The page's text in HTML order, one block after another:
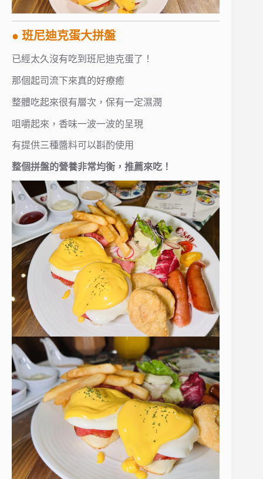
● 班尼迪克蛋大拼盤
已經太久沒有吃到班尼迪克蛋了！
那個起司流下來真的好療癒
整體吃起來很有層次，保有一定濕潤
咀嚼起來，香味一波一波的呈現
有提供三種醬料可以斟酌使用
整個拼盤的營養非常均衡，推薦來吃！